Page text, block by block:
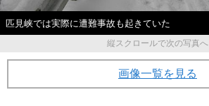
匹見峡では実際に遭難事故も起きていた
縦スクロールで次の写真へ
画像一覧を見る